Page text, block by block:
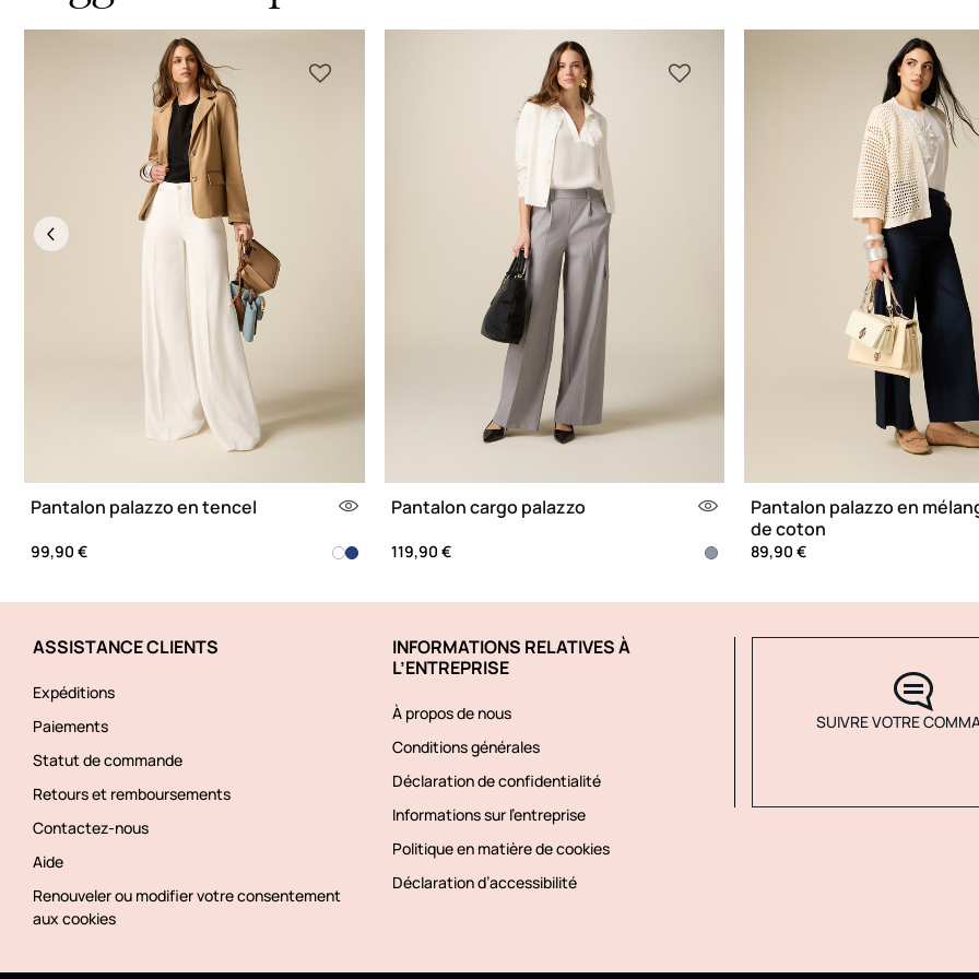
Pantalon palazzo en tencel
99,90 €
Pantalon cargo palazzo
119,90 €
Pantalon palazzo en
de coton
89,90 €
Previous
ASSISTANCE CLIENTS
Expéditions
Paiements
Statut de commande
Retours et remboursements
Contactez-nous
Aide
Renouveler ou modifier votre consentement
aux cookies
INFORMATIONS RELATIVES À
L’ENTREPRISE
À propos de nous
Conditions générales
Déclaration de confidentialité
Informations sur l'entreprise
Politique en matière de cookies
Déclaration d’accessibilité
SUIVRE VOTRE